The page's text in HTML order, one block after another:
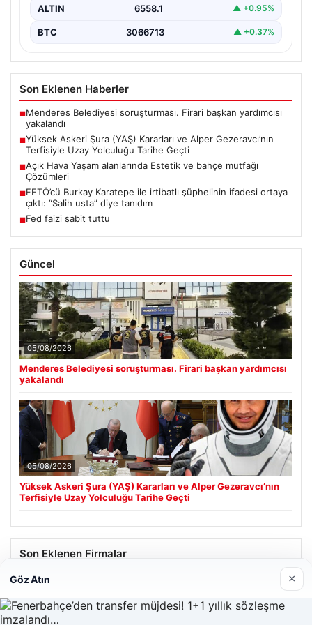
ALTIN 6558.1 ▲ +0.95%
BTC 3066713 ▲ +0.37%
Son Eklenen Haberler
■Menderes Belediyesi soruşturması. Firari başkan yardımcısı
yakalandı
■Yüksek Askeri Şura (YAŞ) Kararları ve Alper Gezeravcı’nın
Terfisiyle Uzay Yolculuğu Tarihe Geçti
■Açık Hava Yaşam alanlarında Estetik ve bahçe mutfağı
Çözümleri
■FETÖ’cü Burkay Karatepe ile irtibatlı şüphelinin ifadesi ortaya
çıktı: “Salih usta” diye tanıdım
■Fed faizi sabit tuttu
Güncel
05/08/2026
Menderes Belediyesi soruşturması. Firari başkan yardımcısı
yakalandı
05/08/2026
Yüksek Askeri Şura (YAŞ) Kararları ve Alper Gezeravcı’nın
Terfisiyle Uzay Yolculuğu Tarihe Geçti
Son Eklenen Firmalar
Göz Atın ×